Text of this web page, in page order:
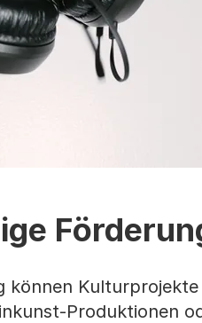
können
Produktionen